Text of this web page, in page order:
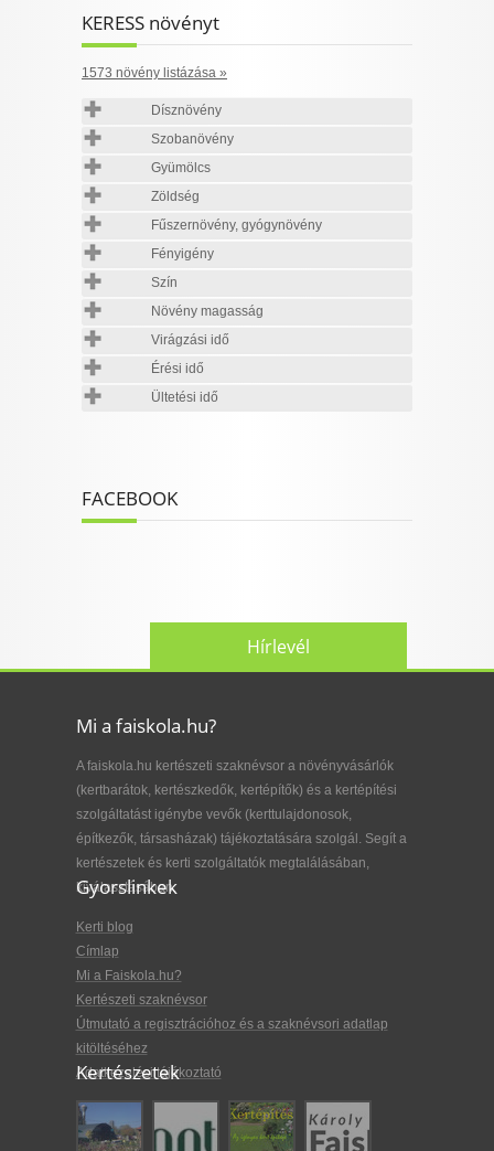
KERESS növényt
1573 növény listázása »
Dísznövény
Szobanövény
Gyümölcs
Zöldség
Fűszernövény, gyógynövény
Fényigény
Szín
Növény magasság
Virágzási idő
Érési idő
Ültetési idő
FACEBOOK
Hírlevél
Mi a faiskola.hu?
A faiskola.hu kertészeti szaknévsor a növényvásárlók
(kertbarátok, kertészkedők, kertépítők) és a kertépítési
szolgáltatást igénybe vevők (kerttulajdonosok,
építkezők, társasházak) tájékoztatására szolgál. Segít a
kertészetek és kerti szolgáltatók megtalálásában,
kiválasztásában.
Gyorslinkek
Kerti blog
Címlap
Mi a Faiskola.hu?
Kertészeti szaknévsor
Útmutató a regisztrációhoz és a szaknévsori adatlap
kitöltéséhez
Adatkezelési tájékoztató
Kertészetek